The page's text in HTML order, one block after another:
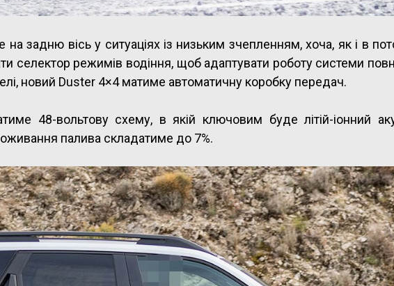
задню вісь у ситуаціях із низьким зчепленням, хоча, як і в
селектор режимів водіння, щоб адаптувати роботу системи
новий Duster 4×4 матиме автоматичну коробку передач.
48-вольтову схему, в якій ключовим буде літій-іонний
палива складатиме до 7%.